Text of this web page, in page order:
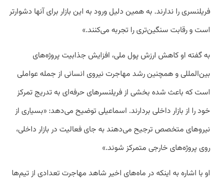
فریلنسری را ندارند. به همین دلیل ورود به این بازار برای آنها دشوارتر
است و رقابت سنگین‌تری را تجربه می‌کنند.»
به گفته او کاهش ارزش پول ملی، افزایش جذابیت پروژه‌های
بین‌المللی و همچنین رشد مهاجرت نیروی انسانی از جمله عواملی
است که باعث شده بخشی از فریلنسرهای حرفه‌ای به تدریج تمرکز
خود را از بازار داخلی بردارند. اسماعیلی توضیح می‌دهد: «بسیاری از
نیروهای متخصص ترجیح می‌دهند به جای فعالیت در بازار داخلی،
روی پروژه‌های خارجی متمرکز شوند.»
او با اشاره به اینکه در ماه‌های اخیر شاهد مهاجرت تعدادی از تیم‌ها